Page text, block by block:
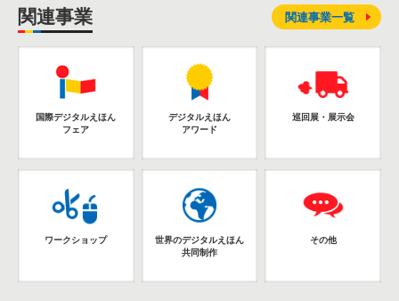
関連事業
国際デジタルえほん
フェア
デジタルえほん
アワード
巡回展・展示会
ワークショップ
世界のデジタルえほん
共同制作
その他
関連事業一覧